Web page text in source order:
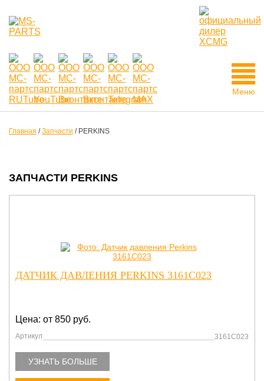
Меню
Главная /Запчасти / PERKINS
ЗАПЧАСТИ PERKINS
ДАТЧИК ДАВЛЕНИЯ PERKINS 3161C023
Цена: от 850 руб.
Артикул 3161C023
УЗНАТЬ БОЛЬШЕ